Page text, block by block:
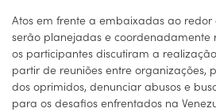
Atos em frente a embaixadas ao
serão planejadas e coordenadamente
os participantes discutiram a
partir de reuniões entre organizações,
dos oprimidos, denunciar abusos e
para os desafios enfrentados na